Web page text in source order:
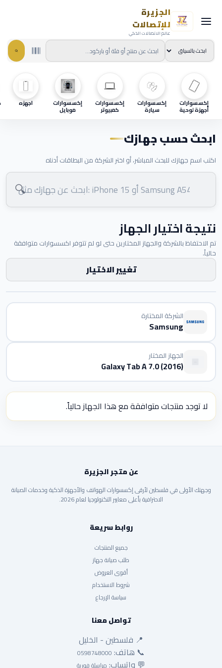
الجزيرة
للإتصالات
عالم الاتصالات الذكي
إكسسوارات
أجهزة لوحية
إكسسوارات
سيارة
إكسسوارات
كمبيوتر
إكسسوارات
موبايل
اجهزه
ابحث حسب جهازك
اكتب اسم جهازك للبحث المباشر، أو اختر الشركة من البطاقات أدناه
🔍
نتيجة اختيار الجهاز
تم الاحتفاظ بالشركة والجهاز المختارين حتى لو لم تتوفر اكسسوارات متوافقة
حالياً.
تغيير الاختيار
الشركة المختارة
Samsung
الجهاز المختار
Galaxy Tab A 7.0 (2016)
لا توجد منتجات متوافقة مع هذا الجهاز حالياً.
عن متجر الجزيرة
وجهتك الأولى في فلسطين لأرقى إكسسوارات الهواتف والأجهزة الذكية وخدمات الصيانة
الاحترافية بأعلى معايير التكنولوجيا لعام 2026.
روابط سريعة
جميع المنتجات
طلب صيانة جهاز
أقوى العروض
شروط الاستخدام
سياسة الإرجاع
تواصل معنا
📍 فلسطين - الخليل
📞 هاتف: 0598748000
💬 واتساب: مراسلة فورية